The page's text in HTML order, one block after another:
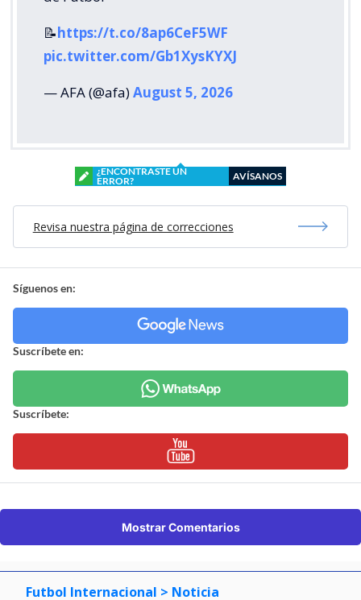
📝https://t.co/8ap6CeF5WF
pic.twitter.com/Gb1XysKYXJ
— AFA (@afa)August 5, 2026
¿ENCONTRASTE UN
ERROR?
AVÍSANOS
Revisa nuestra página de correcciones
Síguenos en:
Suscríbete en:
Suscríbete:
Mostrar Comentarios
Futbol Internacional > Noticia